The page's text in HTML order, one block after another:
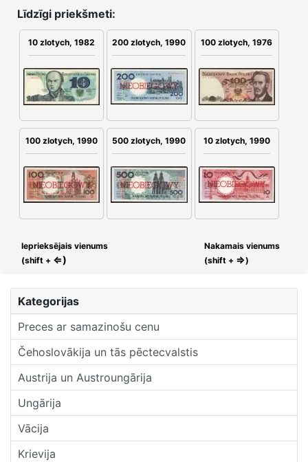
Kategorijas
Preces ar samazinošu cenu
Čehoslovākija un tās pēctecvalstis
Austrija un Austroungārija
Ungārija
Vācija
Krievija
Līdzīgi priekšmeti:
10 zlotych, 1982 200 zlotych, 1990 100 zlotych, 1976
100 zlotych, 1990 500 zlotych, 1990 10 zlotych, 1990
Ieprieksējais vienums
(shift + ⇐)
Nakamais vienums
(shift + ⇒)